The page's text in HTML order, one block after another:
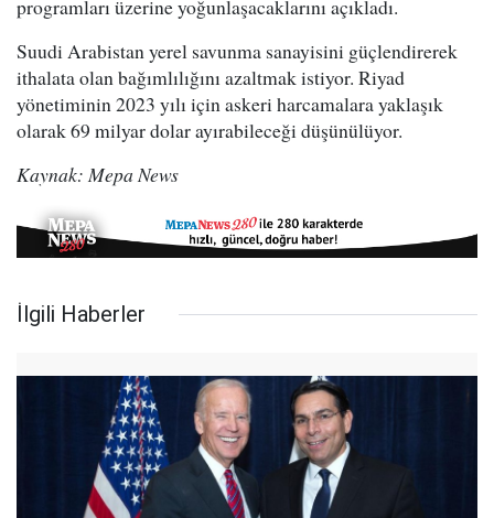
programları üzerine yoğunlaşacaklarını açıkladı.
Suudi Arabistan yerel savunma sanayisini güçlendirerek
ithalata olan bağımlılığını azaltmak istiyor. Riyad
yönetiminin 2023 yılı için askeri harcamalara yaklaşık
olarak 69 milyar dolar ayırabileceği düşünülüyor.
Kaynak: Mepa News
İlgili Haberler